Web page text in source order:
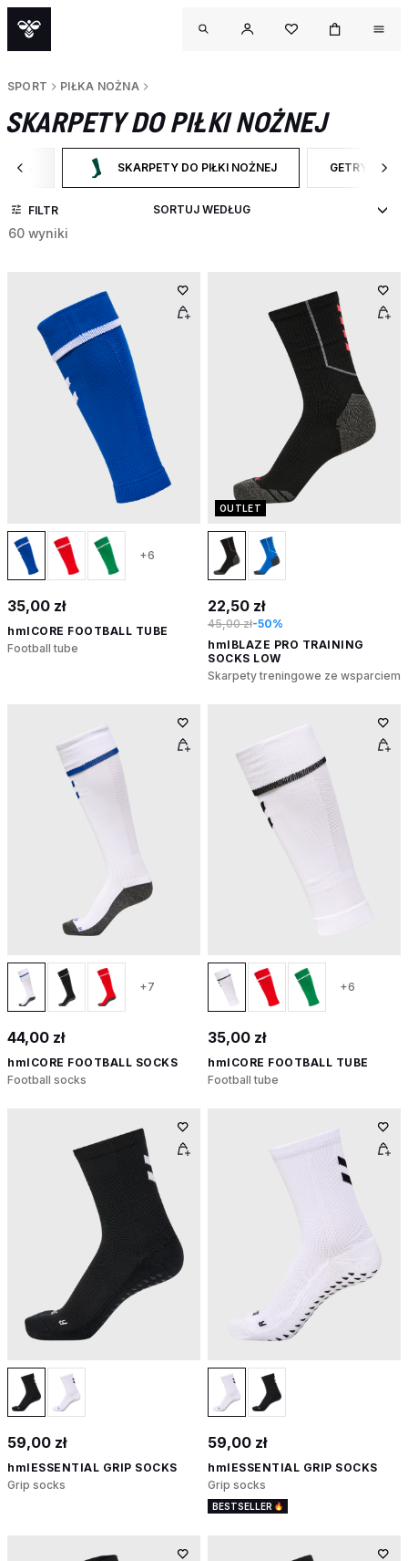
SPORT PIŁKA NOŻNA
SKARPETY DO PIŁKI NOŻNEJ
PIŁKA NOŻNASKARPETY DO PIŁKI NOŻNEJ
WYBRANY OBECNIE ZAWĘŻONO DO CATEGORY:
GETRY
ZAWĘŹ DO
FILTR
60 wyniki
+6
35,00 zł
hmlCORE FOOTBALL TUBE
Football tube
OUTLET
22,50 zł
45,00 zł-50%
hmlBLAZE PRO TRAINING
SOCKS LOW
Skarpety treningowe ze wsparciem
+7
44,00 zł
hmlCORE FOOTBALL SOCKS
Football socks
+6
35,00 zł
hmlCORE FOOTBALL TUBE
Football tube
59,00 zł
hmlESSENTIAL GRIP SOCKS
Grip socks
59,00 zł
hmlESSENTIAL GRIP SOCKS
Grip socks
BESTSELLER